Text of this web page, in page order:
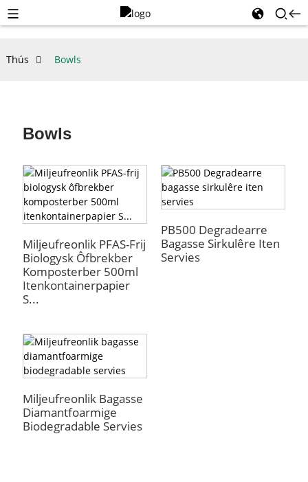
Thús Bowls
Bowls
Miljeufreonlik PFAS-Frij
Biologysk Ôfbrekber
Komposterber 500ml
Itenkontainerpapier
S...
PB500 Degradearre
Bagasse Sirkulêre Iten
Servies
Miljeufreonlik Bagasse
Diamantfoarmige
Biodegradable Servies